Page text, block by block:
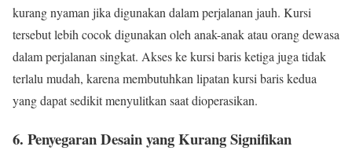
kurang nyaman jika digunakan dalam perjalanan jauh. Kursi
tersebut lebih cocok digunakan oleh anak-anak atau orang dewasa
dalam perjalanan singkat. Akses ke kursi baris ketiga juga tidak
terlalu mudah, karena membutuhkan lipatan kursi baris kedua
yang dapat sedikit menyulitkan saat dioperasikan.
6. Penyegaran Desain yang Kurang Signifikan